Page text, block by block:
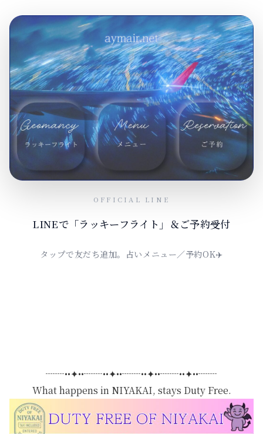
OFFICIAL LINE
LINEで「ラッキーフライト」＆ご予約受付
タップで友だち追加。占いメニュー／予約OK✈️
┈┈••✦••┈┈••✦••┈┈••✦••┈┈••✦••┈┈
What happens in NIYAKAI, stays Duty Free.